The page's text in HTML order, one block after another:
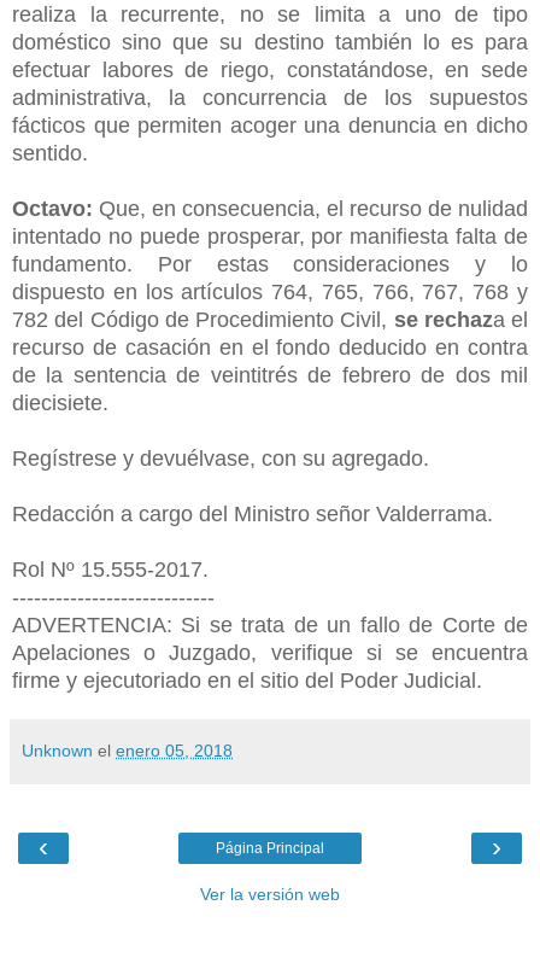
realiza la recurrente, no se limita a uno de tipo
doméstico sino que su destino también lo es para
efectuar labores de riego, constatándose, en sede
administrativa, la concurrencia de los supuestos
fácticos que permiten acoger una denuncia en dicho
sentido.
Octavo: Que, en consecuencia, el recurso de nulidad
intentado no puede prosperar, por manifiesta falta de
fundamento. Por estas consideraciones y lo
dispuesto en los artículos 764, 765, 766, 767, 768 y
782 del Código de Procedimiento Civil, se rechaza el
recurso de casación en el fondo deducido en contra
de la sentencia de veintitrés de febrero de dos mil
diecisiete.
Regístrese y devuélvase, con su agregado.
Redacción a cargo del Ministro señor Valderrama.
Rol Nº 15.555-2017.
----------------------------
ADVERTENCIA: Si se trata de un fallo de Corte de
Apelaciones o Juzgado, verifique si se encuentra
firme y ejecutoriado en el sitio del Poder Judicial.
Unknown el enero 05, 2018
‹ ›
Página Principal
Ver la versión web